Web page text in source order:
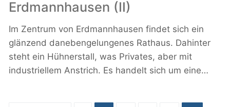
Erdmannhausen (II)
Im Zentrum von Erdmannhausen findet sich ein
glänzend danebengelungenes Rathaus. Dahinter
steht ein Hühnerstall, was Privates, aber mit
industriellem Anstrich. Es handelt sich um eine…